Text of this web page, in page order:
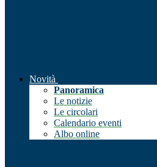
Novità
Panoramica
Le notizie
Le circolari
Calendario eventi
Albo online